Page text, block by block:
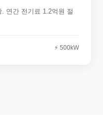
연간 전기료 1.2억원 절
⚡ 500kW